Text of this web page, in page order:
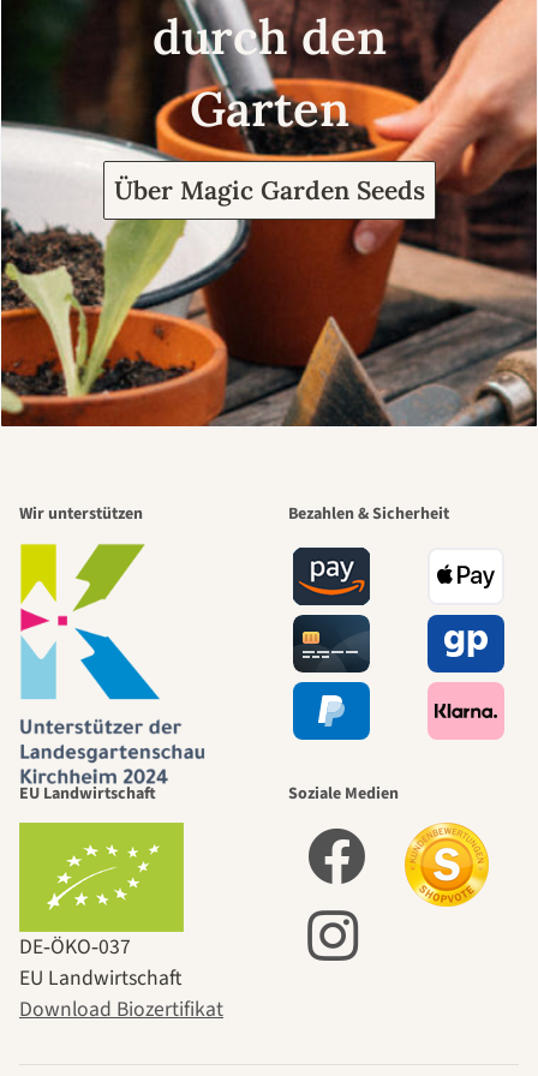
durch den
Garten
Über Magic Garden Seeds
Wir unterstützen Bezahlen & Sicherheit
EU Landwirtschaft
DE‑ÖKO‑037
EU Landwirtschaft
Download Biozertifikat
Soziale Medien